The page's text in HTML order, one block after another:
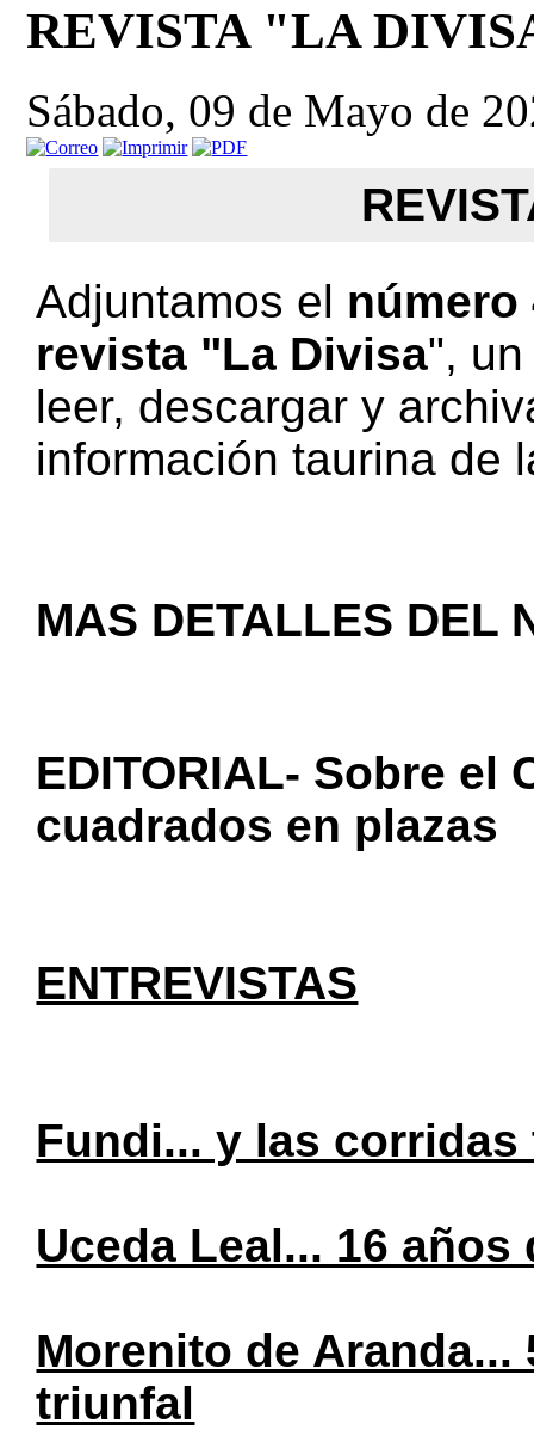
REVISTA "LA
Sábado, 09 de Mayo de
Adjuntamos el número
revista "La Divisa",
leer, descargar y
información taurina de
MAS DETALLES DEL
EDITORIAL- Sobre el
cuadrados en plazas
ENTREVISTAS
Fundi... y las
Uceda Leal... 16
Morenito de
triunfal